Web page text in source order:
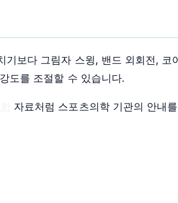
기보다 그림자 스윙, 밴드 외회전, 코
도를 조절할 수 있습니다.
자료처럼 스포츠의학 기관의 안내